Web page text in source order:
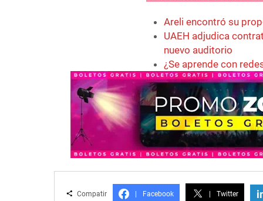
Areli encontró su
UAEH adjudica
nuevo auditorio
¿Se aprende con
Compatir Facebook Twitter